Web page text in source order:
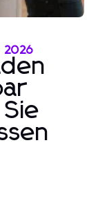
2026